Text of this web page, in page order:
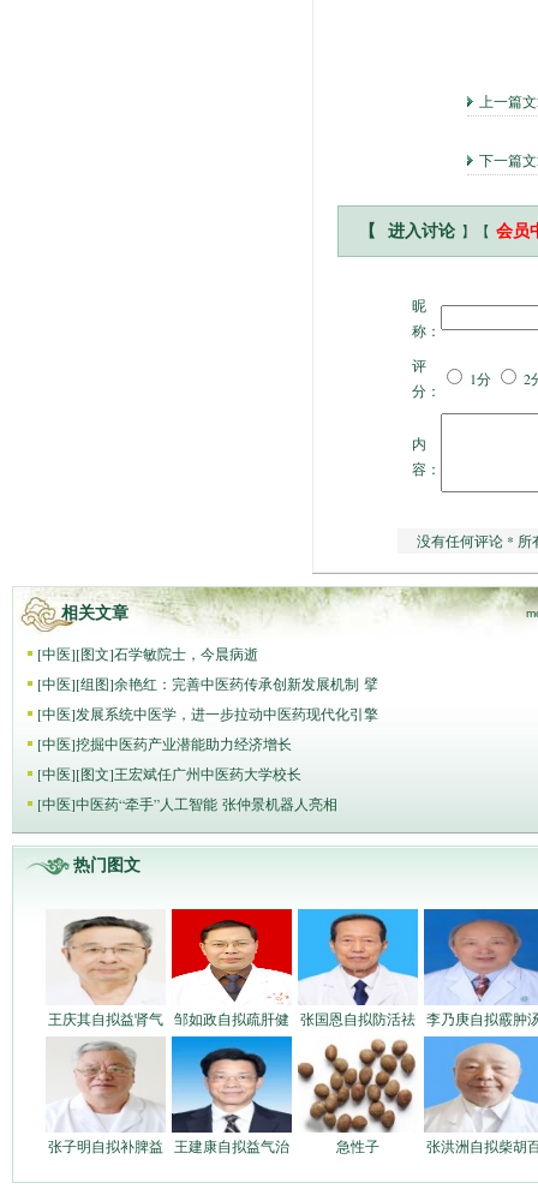
上一篇
下一篇
【 进入讨论 】【 会员
昵
称：
评
分：
1分 2
内
容：
没有任何评论 * 所
相关文章
[中医][图文]石学敏院士，今晨病逝
[中医][组图]​余艳红：完善中医药传承创新发展机制 擘
[中医]发展系统中医学，进一步拉动中医药现代化引擎
[中医]挖掘中医药产业潜能助力经济增长
[中医][图文]王宏斌任广州中医药大学校长
[中医]中医药“牵手”人工智能 张仲景机器人亮相
热门图文
王庆其自拟益肾气 邹如政自拟疏肝健 张国恩自拟防活祛 李乃庚自拟霰肿
张子明自拟补脾益 王建康自拟益气治 急性子 张洪洲自拟柴胡